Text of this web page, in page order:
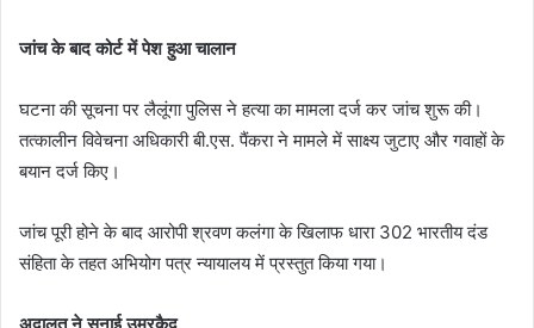
जांच के बाद कोर्ट में पेश हुआ चालान
घटना की सूचना पर लैलूंगा पुलिस ने हत्या का मामला दर्ज कर जांच शुरू की।
तत्कालीन विवेचना अधिकारी बी.एस. पैंकरा ने मामले में साक्ष्य जुटाए और गवाहों के
बयान दर्ज किए।
जांच पूरी होने के बाद आरोपी श्रवण कलंगा के खिलाफ धारा 302 भारतीय दंड
संहिता के तहत अभियोग पत्र न्यायालय में प्रस्तुत किया गया।